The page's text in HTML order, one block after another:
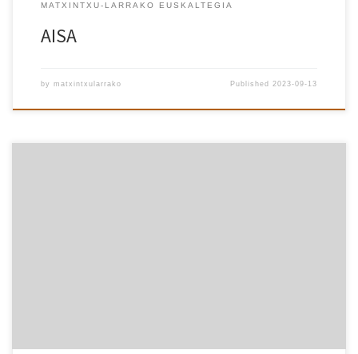
MATXINTXU-LARRAKO EUSKALTEGIA
AISA
by matxintxularrako Published2023-09-13